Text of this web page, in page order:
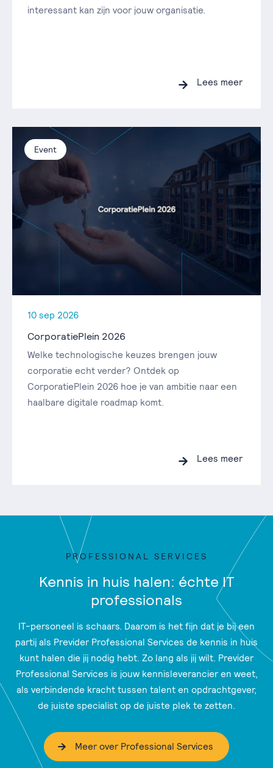
interessant kan zijn voor jouw organisatie.
Lees meer
Event
10 sep 2026
CorporatiePlein 2026
Welke technologische keuzes brengen jouw
corporatie echt verder? Ontdek op
CorporatiePlein 2026 hoe je van ambitie naar een
haalbare digitale roadmap komt.
Lees meer
PROFESSIONAL SERVICES
Kennis in huis halen: échte IT
professionals
IT-personeel is schaars. Daarom is het fijn dat je bij een
partij als Previder Professional Services de kennis in huis
kunt halen die jij nodig hebt. Zo lang als jij wilt. Previder
Professional Services is jouw kennisleverancier en weet,
als verbindende kracht tussen talent en opdrachtgever,
de juiste specialist op de juiste plek te zetten.
Meer over Professional Services